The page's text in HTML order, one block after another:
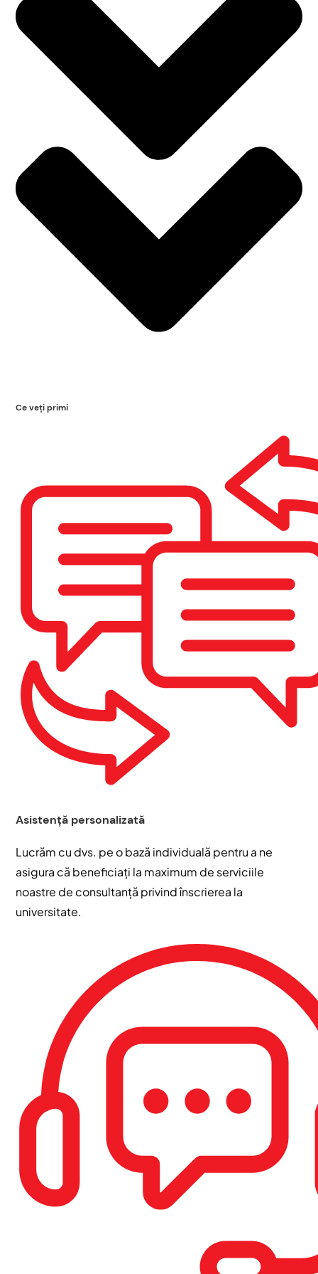
Ce veți primi
Asistență personalizată
Lucrăm cu dvs. pe o bază individuală pentru a ne
asigura că beneficiați la maximum de serviciile
noastre de consultanță privind înscrierea la
universitate.